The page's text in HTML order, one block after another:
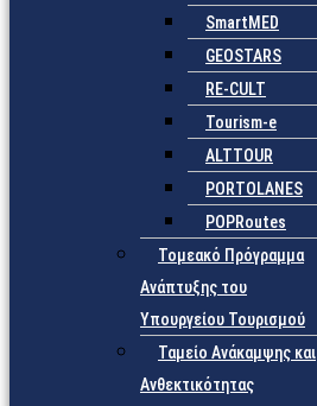
SmartMED
GEOSTARS
RE-CULT
Tourism-e
ALTTOUR
PORTOLANES
POPRoutes
Τομεακό Πρόγραμμα
Ανάπτυξης του
Υπουργείου Τουρισμού
Ταμείο Ανάκαμψης και
Ανθεκτικότητας